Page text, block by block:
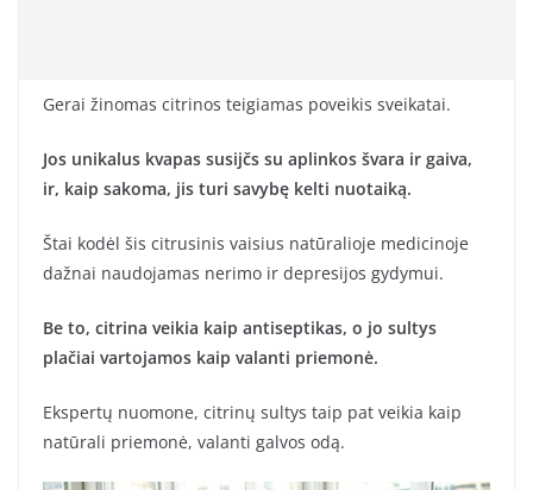
Gerai žinomas citrinos teigiamas poveikis sveikatai.
Jos unikalus kvapas susijčs su aplinkos švara ir gaiva,
ir, kaip sakoma, jis turi savybę kelti nuotaiką.
Štai kodėl šis citrusinis vaisius natūralioje medicinoje
dažnai naudojamas nerimo ir depresijos gydymui.
Be to, citrina veikia kaip antiseptikas, o jo sultys
plačiai vartojamos kaip valanti priemonė.
Ekspertų nuomone, citrinų sultys taip pat veikia kaip
natūrali priemonė, valanti galvos odą.